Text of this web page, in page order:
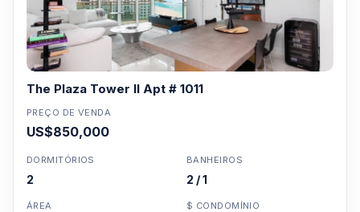
The Plaza Tower II Apt # 1011
PREÇO DE VENDA
US$850,000
DORMITÓRIOS
2
BANHEIROS
2 / 1
ÁREA $ CONDOMÍNIO